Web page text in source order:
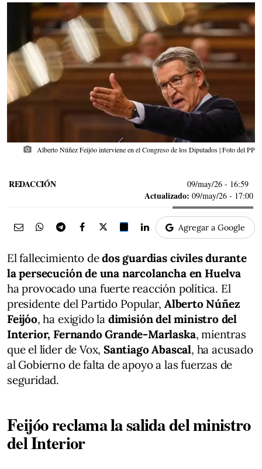
photo_camera Alberto Núñez Feijóo interviene en el Congreso de los Diputados | Foto del PP
REDACCIÓN 09/may/26 - 16:59
Actualizado: 09/may/26 - 17:00
Agregar a Google
El fallecimiento dedos guardias civiles durante
la persecución de una narcolancha en Huelva
ha provocado una fuerte reacción política. El
presidente del Partido Popular, Alberto Núñez
Feijóo, ha exigido la dimisión del ministro del
Interior, Fernando Grande-Marlaska, mientras
que el líder de Vox,Santiago Abascal, ha acusado
al Gobierno de falta de apoyo a las fuerzas de
seguridad.
Feijóo reclama la salida del ministro
del Interior